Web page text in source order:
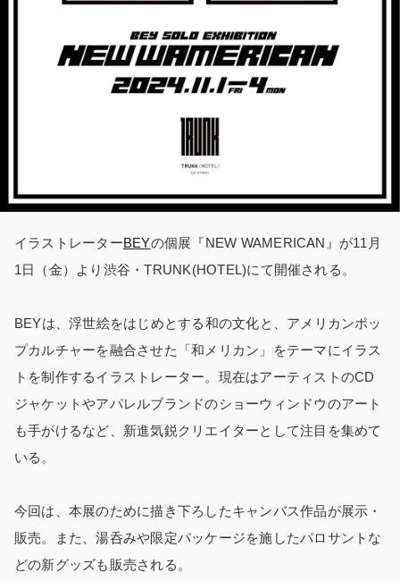
イラストレーターBEYの個展『NEW WAMERICAN』が11月
1日（金）より渋谷・TRUNK(HOTEL)にて開催される。
BEYは、浮世絵をはじめとする和の文化と、アメリカンポッ
プカルチャーを融合させた「和メリカン」をテーマにイラス
トを制作するイラストレーター。現在はアーティストのCD
ジャケットやアパレルブランドのショーウィンドウのアート
も手がけるなど、新進気鋭クリエイターとして注目を集めて
いる。
今回は、本展のために描き下ろしたキャンバス作品が展示・
販売。また、湯呑みや限定パッケージを施したパロサントな
どの新グッズも販売される。